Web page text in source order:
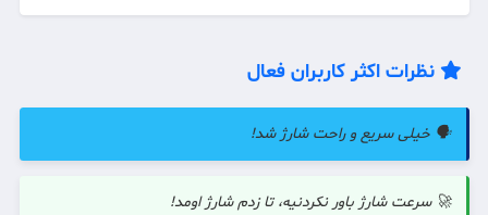
نظرات اکثر کاربران فعال
🗣️ خیلی سریع و راحت شارژ شد!
🚀 سرعت شارژ باور نکردنیه، تا زدم شارژ اومد!